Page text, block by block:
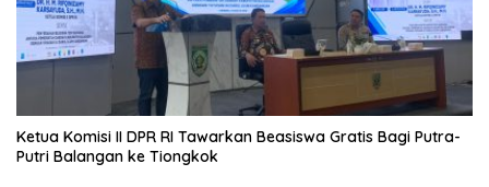
Ketua Komisi II DPR RI Tawarkan Beasiswa Gratis Bagi Putra-
Putri Balangan ke Tiongkok